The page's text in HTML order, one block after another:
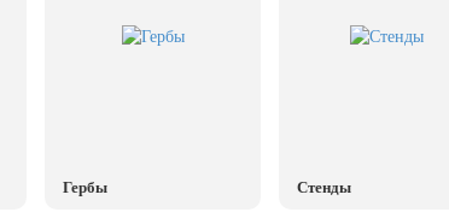
Гербы Стенды